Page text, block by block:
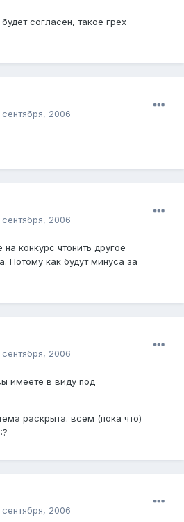
согласен, такое грех
сентября, 2006
сентября, 2006
конкурс чтонить другое
Потому как будут минуса за
сентября, 2006
имеете в виду под
раскрыта. всем (пока что)
сентября, 2006